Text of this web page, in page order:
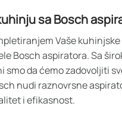
sa Bosch
Vaše
Bosch aspiratora. Sa
smo da ćemo zadovoljiti
nudi raznovrsne
i efikasnost.